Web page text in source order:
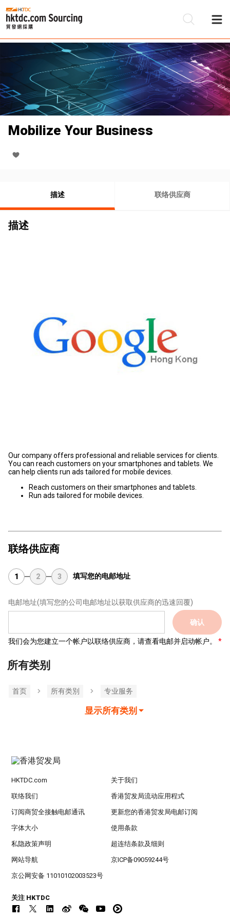
Mobilize Your Business
描述 联络供应商
描述
Our company offers professional and reliable services for clients.
You can reach customers on your smartphones and tablets. We
can help clients run ads tailored for mobile devices.
Reach customers on their smartphones and tablets.
Run ads tailored for mobile devices.
联络供应商
1 2 3 填写您的电邮地址
电邮地址(填写您的公司电邮地址以获取供应商的迅速回覆)
确认
我们会为您建立一个帐户以联络供应商，请查看电邮并启动帐户。
所有类别
首页 所有类別 专业服务
显示所有类别
HKTDC.com 关于我们
联络我们 香港贸发局流动应用程式
订阅商贸全接触电邮通讯 更新您的香港贸发局电邮订阅
字体大小 使用条款
私隐政策声明 超连结条款及细则
网站导航 京ICP备09059244号
京公网安备 11010102003523号
关注 HKTDC